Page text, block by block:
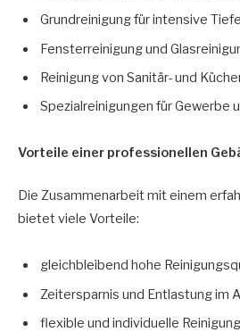
Grundreinigung für intensive
Fensterreinigung und
Reinigung von Sanitär- und
Spezialreinigungen für Gewerbe
Vorteile einer professionellen
Die Zusammenarbeit mit einem
bietet viele Vorteile:
gleichbleibend hohe
Zeitersparnis und Entlastung im
flexible und individuelle